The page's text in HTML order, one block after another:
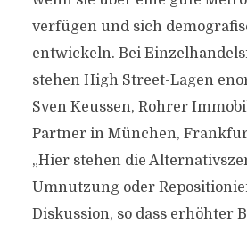
verfügen und sich
entwickeln. Bei
stehen High Street-Lagen
Sven Keussen, Rohrer
Partner in München,
„Hier stehen die
Umnutzung oder
Diskussion, so dass erhöhter